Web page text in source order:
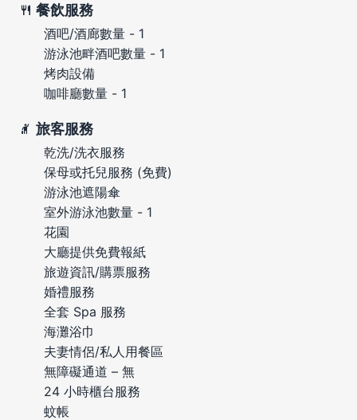
餐飲服務
酒吧/酒廊數量 - 1
游泳池畔酒吧數量 - 1
烤肉設備
咖啡廳數量 - 1
旅客服務
乾洗/洗衣服務
保母或托兒服務 (免費)
游泳池遮陽傘
室外游泳池數量 - 1
花園
大廳提供免費報紙
旅遊資訊/購票服務
婚禮服務
全套 Spa 服務
海灘浴巾
夫妻情侶/私人用餐區
無障礙通道 – 無
24 小時櫃台服務
蚊帳